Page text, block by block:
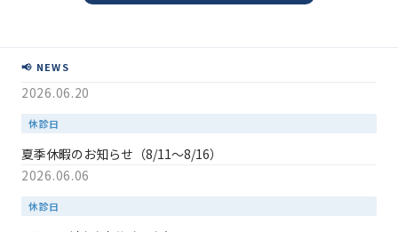
📢 NEWS
2026.06.20
休診日
夏季休暇のお知らせ（8/11〜8/16）
2026.06.06
休診日